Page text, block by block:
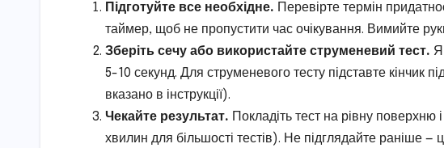
Підготуйте все необхідне. Перевірте термін
таймер, щоб не пропустити час очікування. Вимийте
Зберіть сечу або використайте струменевий тест.
5-10 секунд. Для струменевого тесту підставте кінчик
вказано в інструкції).
Чекайте результат. Покладіть тест на рівну
хвилин для більшості тестів). Не підглядайте раніше